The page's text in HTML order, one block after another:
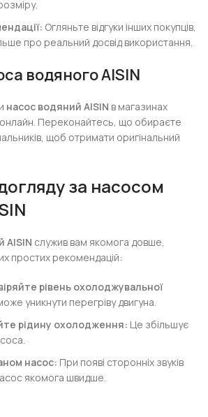
Огляньте відгуки інших покупців,
про реальний досвід використання.
водяного AISIN
насос водяний AISIN в магазинах
Переконайтесь, що обираєте
щоб отримати оригінальний
за насосом
AISIN служив вам якомога довше,
простих рекомендацій:
рівень охолоджувальної
уникнути перегріву двигуна.
рідину охолодження: Це збільшує
насос: При появі сторонніх звуків
якомога швидше.